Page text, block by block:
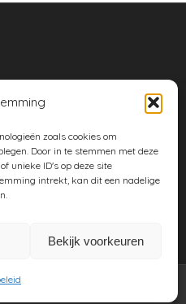
zoals cookies om
Door in te stemmen met deze
unieke ID's op deze site
intrekt, kan dit een nadelige
Bekijk voorkeuren